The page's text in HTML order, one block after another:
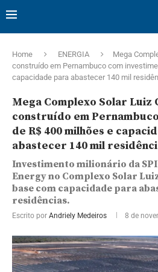
Home ENERGIA
Mega
construído em Pernambuco com
capacidade para abastecer 140 mil
Mega Complexo Solar Luiz
construído em
de R$ 400 milhões e
abastecer 140 mil
Investimento milionário da
Energy no Complexo Solar
base com capacidade para
residências.
Escrito por Andriely Medeiros 8 de